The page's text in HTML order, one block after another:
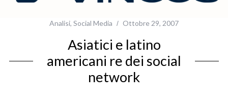
Analisi, Social Media Ottobre 29, 2007
Asiatici e latino
americani re dei social
network